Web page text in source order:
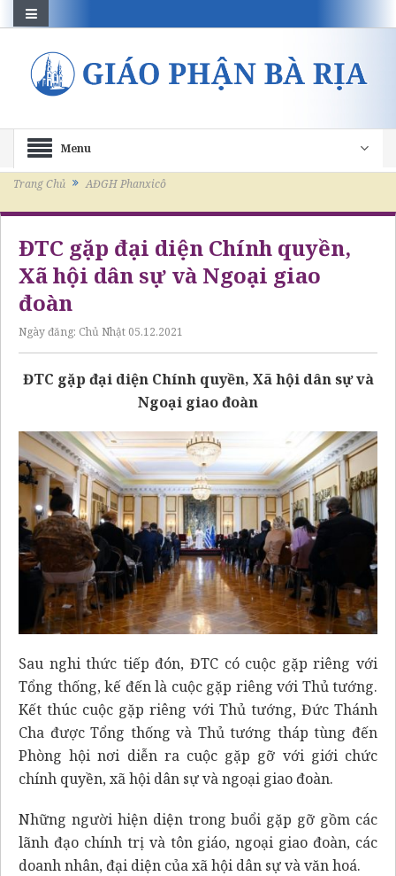
Menu
Trang Chủ AĐGH Phanxicô
ĐTC gặp đại diện Chính quyền,
Xã hội dân sự và Ngoại giao
đoàn
Ngày đăng: Chủ Nhật 05.12.2021
ĐTC gặp đại diện Chính quyền, Xã hội dân sự và
Ngoại giao đoàn
Sau nghi thức tiếp đón, ĐTC có cuộc gặp riêng với
Tổng thống, kế đến là cuộc gặp riêng với Thủ tướng.
Kết thúc cuộc gặp riêng với Thủ tướng, Đức Thánh
Cha được Tổng thống và Thủ tướng tháp tùng đến
Phòng hội nơi diễn ra cuộc gặp gỡ với giới chức
chính quyền, xã hội dân sự và ngoại giao đoàn.
Những người hiện diện trong buổi gặp gỡ gồm các
lãnh đạo chính trị và tôn giáo, ngoại giao đoàn, các
doanh nhân, đại diện của xã hội dân sự và văn hoá.